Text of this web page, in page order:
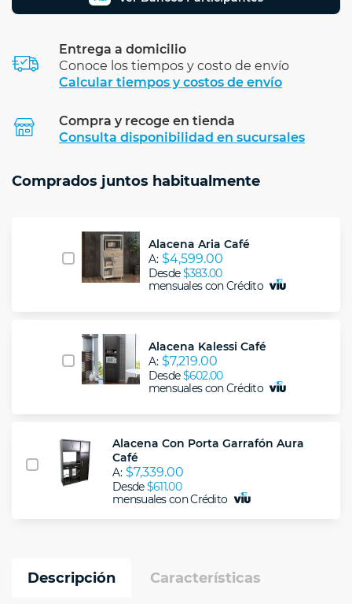
Entrega a domicilio
Conoce los tiempos y costo de envío
Calcular tiempos y costos de envío
Compra y recoge en tienda
Consulta disponibilidad en sucursales
Comprados juntos habitualmente
Alacena Aria Café
A: $4,599.00
Desde$383.00
mensuales con Crédito
Alacena Kalessi Café
A: $7,219.00
Desde$602.00
mensuales con Crédito
Alacena Con Porta Garrafón Aura
Café
A: $7,339.00
Desde$611.00
mensuales con Crédito
Descripción Características